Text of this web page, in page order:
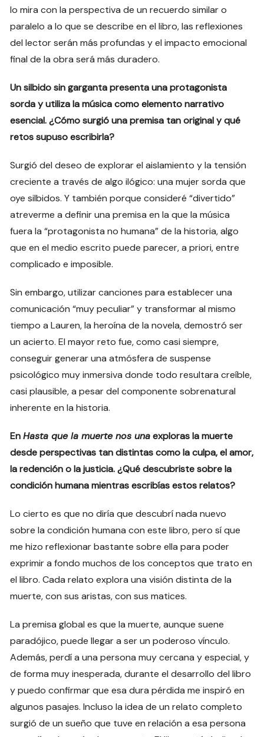
lo mira con la perspectiva de un recuerdo similar o
paralelo a lo que se describe en el libro, las reflexiones
del lector serán más profundas y el impacto emocional
final de la obra será más duradero.
Un silbido sin garganta presenta una protagonista
sorda y utiliza la música como elemento narrativo
esencial. ¿Cómo surgió una premisa tan original y qué
retos supuso escribirla?
Surgió del deseo de explorar el aislamiento y la tensión
creciente a través de algo ilógico: una mujer sorda que
oye silbidos. Y también porque consideré “divertido”
atreverme a definir una premisa en la que la música
fuera la “protagonista no humana” de la historia, algo
que en el medio escrito puede parecer, a priori, entre
complicado e imposible.
Sin embargo, utilizar canciones para establecer una
comunicación “muy peculiar” y transformar al mismo
tiempo a Lauren, la heroína de la novela, demostró ser
un acierto. El mayor reto fue, como casi siempre,
conseguir generar una atmósfera de suspense
psicológico muy inmersiva donde todo resultara creíble,
casi plausible, a pesar del componente sobrenatural
inherente en la historia.
EnHasta que la muerte nos unaexploras la muerte
desde perspectivas tan distintas como la culpa, el amor,
la redención o la justicia. ¿Qué descubriste sobre la
condición humana mientras escribías estos relatos?
Lo cierto es que no diría que descubrí nada nuevo
sobre la condición humana con este libro, pero sí que
me hizo reflexionar bastante sobre ella para poder
exprimir a fondo muchos de los conceptos que trato en
el libro. Cada relato explora una visión distinta de la
muerte, con sus aristas, con sus matices.
La premisa global es que la muerte, aunque suene
paradójico, puede llegar a ser un poderoso vínculo.
Además, perdí a una persona muy cercana y especial, y
de forma muy inesperada, durante el desarrollo del libro
y puedo confirmar que esa dura pérdida me inspiró en
algunos pasajes. Incluso la idea de un relato completo
surgió de un sueño que tuve en relación a esa persona